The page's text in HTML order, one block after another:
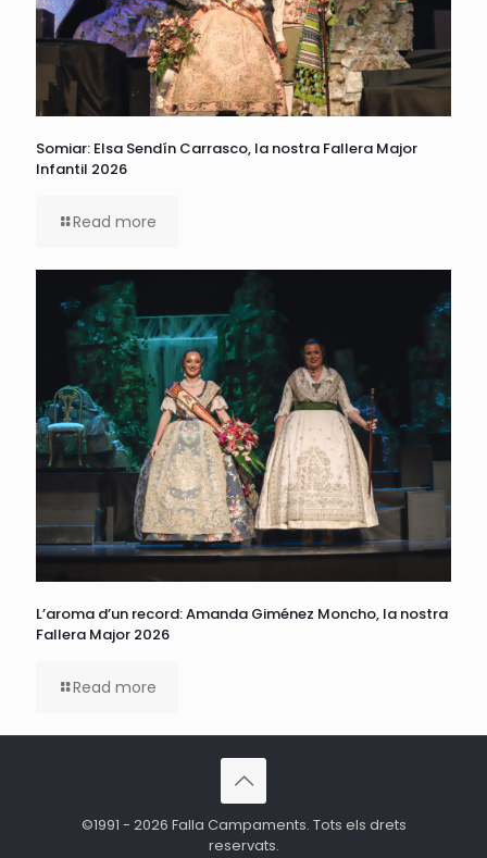
Somiar: Elsa Sendín Carrasco, la nostra Fallera Major
Infantil 2026
Read more
L’aroma d’un record: Amanda Giménez Moncho, la nostra
Fallera Major 2026
Read more
©1991 - 2026 Falla Campaments. Tots els drets
reservats.